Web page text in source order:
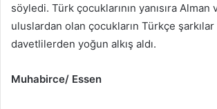
söyledi. Türk çocuklarının yanısıra Alman
uluslardan olan çocukların Türkçe
davetlilerden yoğun alkış aldı.
Muhabirce/ Essen